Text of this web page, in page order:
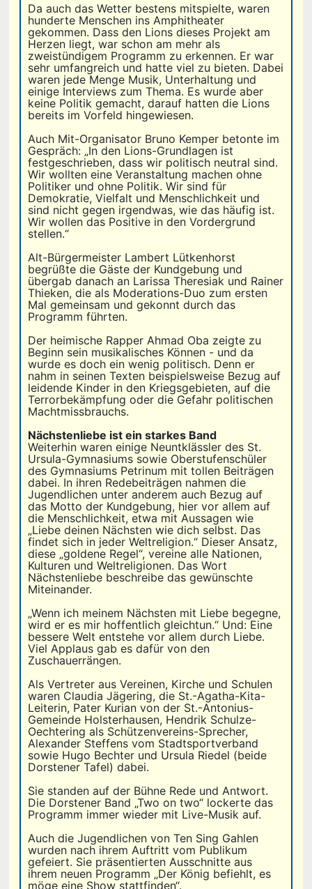
Da auch das Wetter bestens mitspielte, waren
hunderte Menschen ins Amphitheater
gekommen. Dass den Lions dieses Projekt am
Herzen liegt, war schon am mehr als
zweistündigem Programm zu erkennen. Er war
sehr umfangreich und hatte viel zu bieten. Dabei
waren jede Menge Musik, Unterhaltung und
einige Interviews zum Thema. Es wurde aber
keine Politik gemacht, darauf hatten die Lions
bereits im Vorfeld hingewiesen.
Auch Mit-Organisator Bruno Kemper betonte im
Gespräch: „In den Lions-Grundlagen ist
festgeschrieben, dass wir politisch neutral sind.
Wir wollten eine Veranstaltung machen ohne
Politiker und ohne Politik. Wir sind für
Demokratie, Vielfalt und Menschlichkeit und
sind nicht gegen irgendwas, wie das häufig ist.
Wir wollen das Positive in den Vordergrund
stellen.“
Alt-Bürgermeister Lambert Lütkenhorst
begrüßte die Gäste der Kundgebung und
übergab danach an Larissa Theresiak und Rainer
Thieken, die als Moderations-Duo zum ersten
Mal gemeinsam und gekonnt durch das
Programm führten.
Der heimische Rapper Ahmad Oba zeigte zu
Beginn sein musikalisches Können - und da
wurde es doch ein wenig politisch. Denn er
nahm in seinen Texten beispielsweise Bezug auf
leidende Kinder in den Kriegsgebieten, auf die
Terrorbekämpfung oder die Gefahr politischen
Machtmissbrauchs.
Nächstenliebe ist ein starkes Band
Weiterhin waren einige Neuntklässler des St.
Ursula-Gymnasiums sowie Oberstufenschüler
des Gymnasiums Petrinum mit tollen Beiträgen
dabei. In ihren Redebeiträgen nahmen die
Jugendlichen unter anderem auch Bezug auf
das Motto der Kundgebung, hier vor allem auf
die Menschlichkeit, etwa mit Aussagen wie
„Liebe deinen Nächsten wie dich selbst. Das
findet sich in jeder Weltreligion.“ Dieser Ansatz,
diese „goldene Regel“, vereine alle Nationen,
Kulturen und Weltreligionen. Das Wort
Nächstenliebe beschreibe das gewünschte
Miteinander.
„Wenn ich meinem Nächsten mit Liebe begegne,
wird er es mir hoffentlich gleichtun.“ Und: Eine
bessere Welt entstehe vor allem durch Liebe.
Viel Applaus gab es dafür von den
Zuschauerrängen.
Als Vertreter aus Vereinen, Kirche und Schulen
waren Claudia Jägering, die St.-Agatha-Kita-
Leiterin, Pater Kurian von der St.-Antonius-
Gemeinde Holsterhausen, Hendrik Schulze-
Oechtering als Schützenvereins-Sprecher,
Alexander Steffens vom Stadtsportverband
sowie Hugo Bechter und Ursula Riedel (beide
Dorstener Tafel) dabei.
Sie standen auf der Bühne Rede und Antwort.
Die Dorstener Band „Two on two“ lockerte das
Programm immer wieder mit Live-Musik auf.
Auch die Jugendlichen von Ten Sing Gahlen
wurden nach ihrem Auftritt vom Publikum
gefeiert. Sie präsentierten Ausschnitte aus
ihrem neuen Programm „Der König befiehlt, es
möge eine Show stattfinden“.